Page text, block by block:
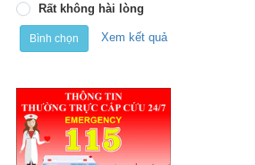
Rất không hài lòng
Bình chọn Xem kết quả